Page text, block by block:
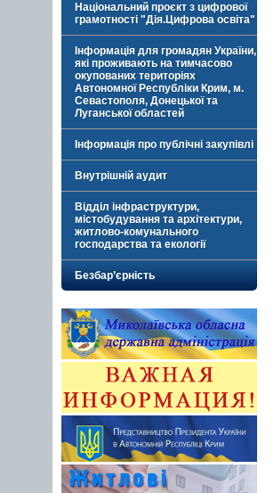
Національний проєкт з цифрової
грамотності "Дія.Цифрова освіта"
Інформація для громадян України,
які проживають на тимчасово
окупованих територіях
Автономної Республіки Крим, м.
Севастополя, Донецької та
Луганської областей
Інформація про публічні закупівлі
Внутрішній аудит
Відділ інфраструктури,
містобудування та архітектури,
житлово-комунального
господарства та екології
Безбар’єрність